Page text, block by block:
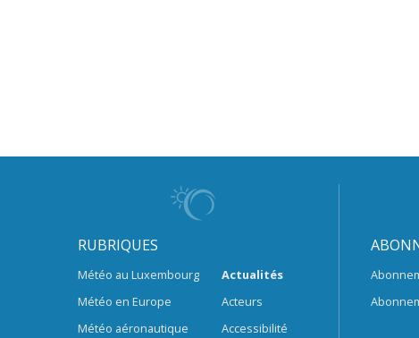
RUBRIQUES
Météo au Luxembourg
Météo en Europe
Météo aéronautique
Actualités
Acteurs
Accessibilité